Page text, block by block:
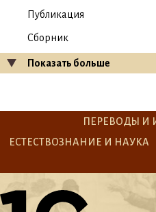
Публикация
Сборник
Показать больше
ПЕРЕВОДЫ И
ЕСТЕСТВОЗНАНИЕ И НАУКА